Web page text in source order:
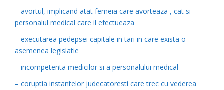
– avortul, implicand atat femeia care avorteaza , cat si
personalul medical care il efectueaza
– executarea pedepsei capitale in tari in care exista o
asemenea legislatie
– incompetenta medicilor si a personalului medical
– coruptia instantelor judecatoresti care trec cu vederea